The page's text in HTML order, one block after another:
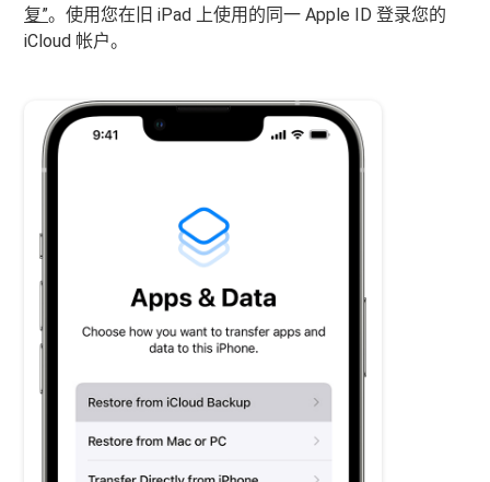
复”。使用您在旧 iPad 上使用的同一 Apple ID 登录您的
iCloud 帐户。